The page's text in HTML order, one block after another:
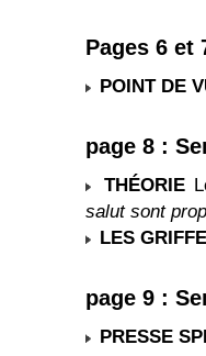
Pages 6 et
POINT DE
page 8 :
THÉORIE
salut sont
LES
page 9 :
PRESSE